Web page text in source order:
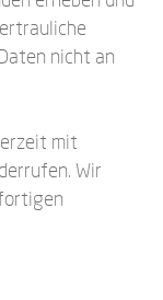
nicht an
mit
Wir